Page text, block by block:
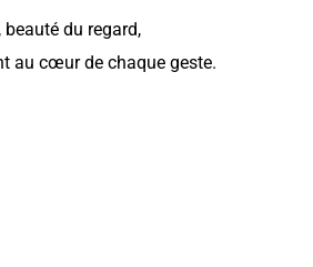
du regard,
au cœur de chaque geste.